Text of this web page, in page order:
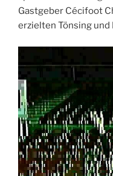
Gastgeber Cécifoot
erzielten Tönsing und